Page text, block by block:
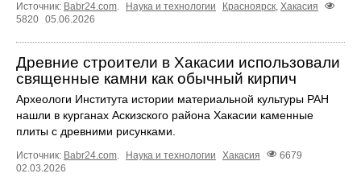
Источник: Babr24.com. Наука и технологии Красноярск, Хакасия
5820 05.06.2026
Древние строители в Хакасии использовали
священные камни как обычный кирпич
Археологи Института истории материальной культуры РАН
нашли в курганах Аскизского района Хакасии каменные
плиты с древними рисунками.
Источник: Babr24.com Наука и технологии Хакасия
6679
02.03.2026